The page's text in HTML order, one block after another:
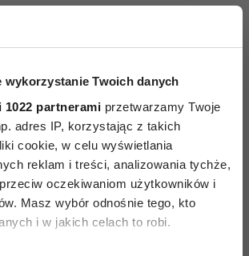
wykorzystanie Twoich danych
1022 partnerami przetwarzamy Twoje
adres IP, korzystając z takich
cookie, w celu wyświetlania
reklam i treści, analizowania tychże,
oczekiwaniom użytkowników i
Masz wybór odnośnie tego, kto
i w jakich celach to robi.
kierownicą
anegdot, również tutaj, wbrew
panie, które świetnie radzą
kierowcy. Coraz częściej
są przez transport miejski.
i delikatności, kobiety
często chwalone są za
hamowanie. Wykazują się